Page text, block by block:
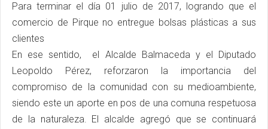
Para terminar el día 01 julio de 2017, logrando que el
comercio de Pirque no entregue bolsas plásticas a sus
clientes
En ese sentido, el Alcalde Balmaceda y el Diputado
Leopoldo Pérez, reforzaron la importancia del
compromiso de la comunidad con su medioambiente,
siendo este un aporte en pos de una comuna respetuosa
de la naturaleza. El alcalde agregó que se continuará